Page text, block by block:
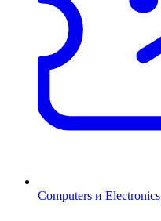
Computers и Electronics